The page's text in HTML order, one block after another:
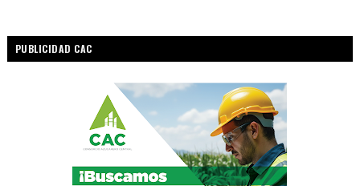
PUBLICIDAD CAC